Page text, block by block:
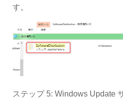
す。
ステップ 5: Windows Update